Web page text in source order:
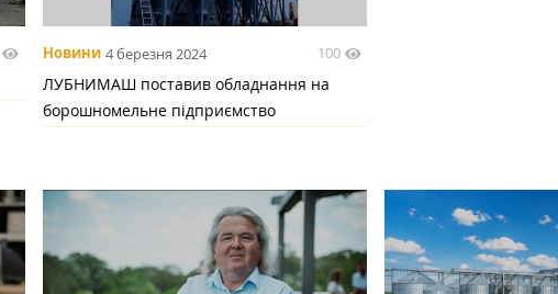
Новини 4 березня 2024 100
ЛУБНИМАШ поставив обладнання на
борошномельне підприємство